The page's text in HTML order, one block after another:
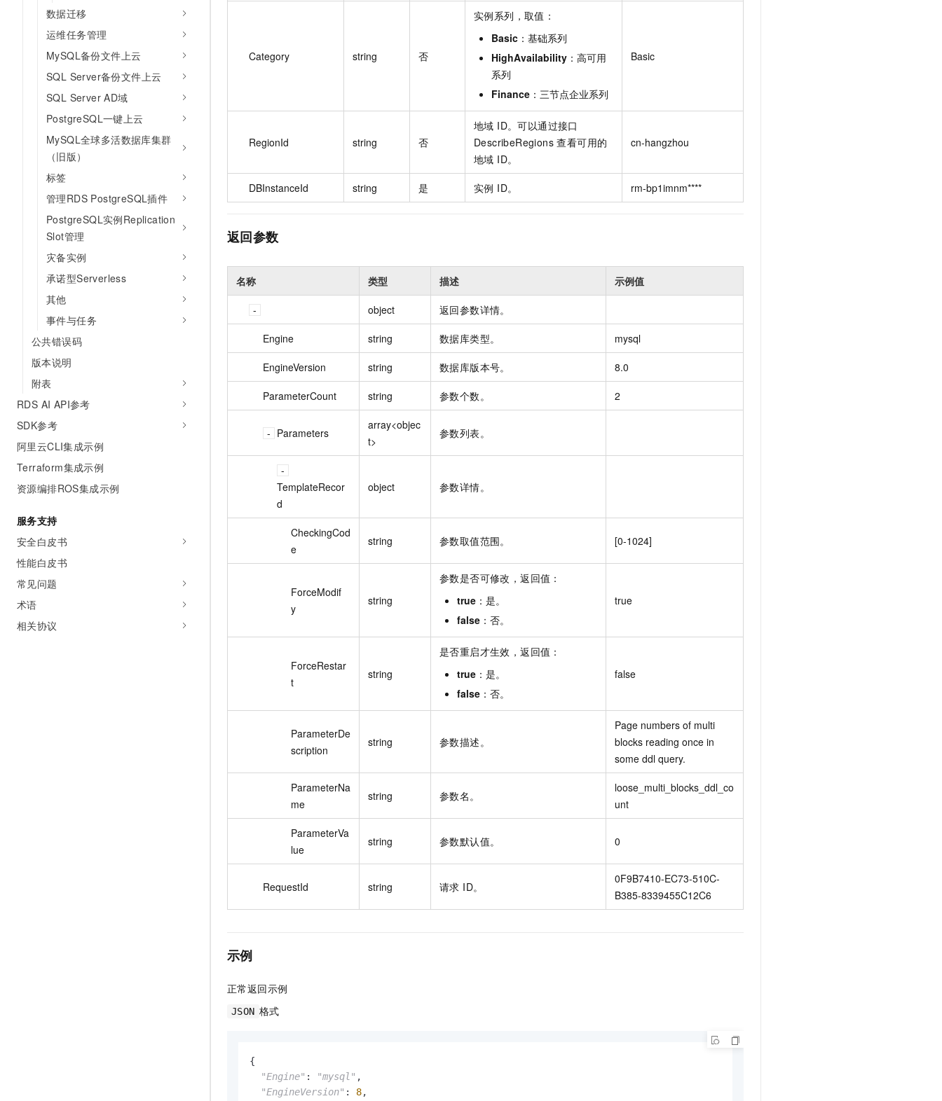
数据迁移
运维任务管理
MySQL备份文件上云
SQL Server备份文件上云
SQL Server AD域
PostgreSQL一键上云
MySQL全球多活数据库集群
（旧版）
标签
管理RDS PostgreSQL插件
PostgreSQL实例Replication
Slot管理
灾备实例
承诺型Serverless
其他
事件与任务
公共错误码
版本说明
附表
RDS AI API参考
SDK参考
阿里云CLI集成示例
Terraform集成示例
资源编排ROS集成示例
服务支持
安全白皮书
性能白皮书
常见问题
术语
相关协议
Category string 否
实例系列，取值：
Basic ：基础系列
HighAvailability ：高可用
系列
Finance ：三节点企业系列
Basic
RegionId string 否
地域 ID。可以通过接口
DescribeRegions 查看可用的
地域 ID。
cn-hangzhou
DBInstanceId string 是 实例 ID。 rm-bp1imnm****
返回参数
名称 类型 描述 示例值
object 返回参数详情。
Engine string 数据库类型。 mysql
EngineVersion string 数据库版本号。 8.0
ParameterCount string 参数个数。 2
Parameters
array<objec
t>
参数列表。
TemplateRecor
d
object 参数详情。
CheckingCod
e
string 参数取值范围。 [0-1024]
ForceModif
y
string
参数是否可修改，返回值：
true ：是。
false ：否。
true
ForceRestar
t
string
是否重启才生效，返回值：
true ：是。
false ：否。
false
ParameterDe
scription
string 参数描述。
Page numbers of multi
blocks reading once in
some ddl query.
ParameterNa
me
string 参数名。
loose_multi_blocks_ddl_co
unt
ParameterVa
lue
string 参数默认值。 0
RequestId string 请求 ID。
0F9B7410-EC73-510C-
B385-8339455C12C6
示例
正常返回示例
JSON 格式
{
"Engine" : "mysql" ,
"EngineVersion" : 8,